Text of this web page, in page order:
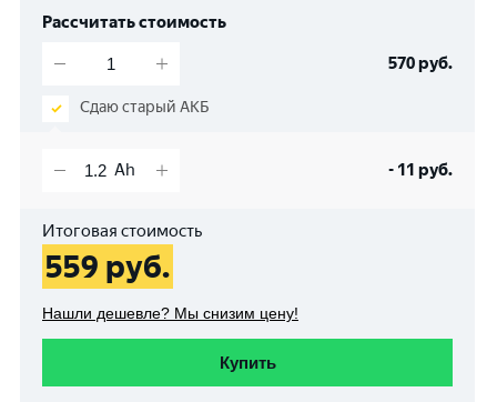
Рассчитать стоимость
570руб.
Сдаю старый АКБ
- 11 руб.
Итоговая стоимость
559 руб.
Нашли дешевле? Мы снизим цену!
Купить